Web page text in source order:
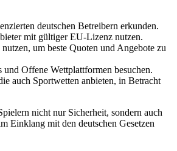
deutschen Betreibern erkunden.
mit gültiger EU-Lizenz nutzen.
um beste Quoten und Angebote zu
und Offene Wettplattformen besuchen.
auch Sportwetten anbieten, in Betracht
nicht nur Sicherheit, sondern auch
Einklang mit den deutschen Gesetzen